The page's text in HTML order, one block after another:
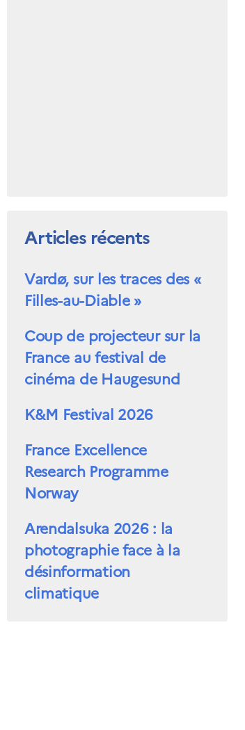
Articles récents
Vardø, sur les traces des «
Filles-au-Diable »
Coup de projecteur sur la
France au festival de
cinéma de Haugesund
K&M Festival 2026
France Excellence
Research Programme
Norway
Arendalsuka 2026 : la
photographie face à la
désinformation
climatique